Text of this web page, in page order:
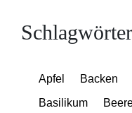
Apfel Backen
Basilikum